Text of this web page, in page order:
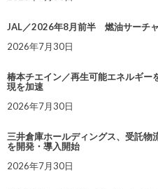
JAL／2026年8月前半 燃油サーチ
2026年7月30日
椿本チエイン／再生可能エネルギー
現を加速
2026年7月30日
三井倉庫ホールディングス、受託物
を開発・導入開始
2026年7月30日